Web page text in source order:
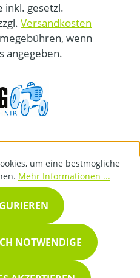
inkl. gesetzl.
Versandkosten
wenn
angegeben.
um eine bestmögliche
Mehr Informationen ...
NOTWENDIGE